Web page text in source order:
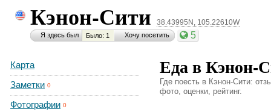
Кэнон-Сити 38.43995N, 105.22610W
Я здесь был Было: 1 Хочу посетить 5
Карта
Заметки 0
Фотографии 0
Еда в Кэнон-
Где поесть в Кэнон-Сити:
фото, оценки, рейтинг.
Button